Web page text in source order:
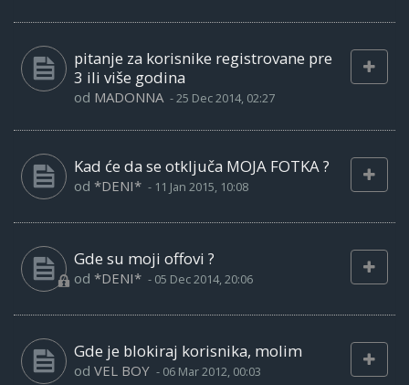
pitanje za korisnike registrovane pre
3 ili više godina
od MADONNA -25 Dec 2014, 02:27
Kad će da se otključa MOJA FOTKA ?
od *DENI* - 11 Jan 2015, 10:08
Gde su moji offovi ?
od *DENI* - 05 Dec 2014, 20:06
Gde je blokiraj korisnika, molim
od VEL BOY - 06 Mar 2012, 00:03